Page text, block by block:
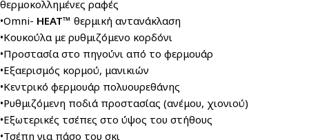
θερμοκολλημένες ραφές
•Omni- HEAT™ θερμική αντανάκλαση
•Κουκούλα με ρυθμιζόμενο κορδόνι
•Προστασία στο πηγούνι από το φερμουάρ
•Εξαερισμός κορμού, μανικιών
•Κεντρικό φερμουάρ πολυουρεθάνης
•Ρυθμιζόμενη ποδιά προστασίας (ανέμου, χιονιού)
•Εξωτερικές τσέπες στο ύψος του στήθους
•Τσέπη για πάσο του σκι